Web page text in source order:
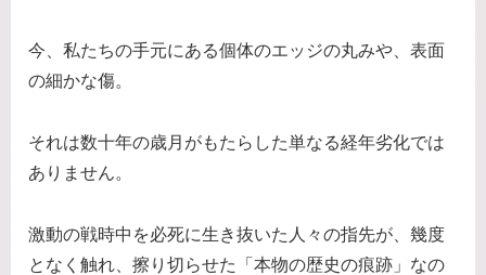
今、私たちの手元にある個体のエッジの丸みや、表面
の細かな傷。
それは数十年の歳月がもたらした単なる経年劣化では
ありません。
激動の戦時中を必死に生き抜いた人々の指先が、幾度
となく触れ、擦り切らせた「本物の歴史の痕跡」なの